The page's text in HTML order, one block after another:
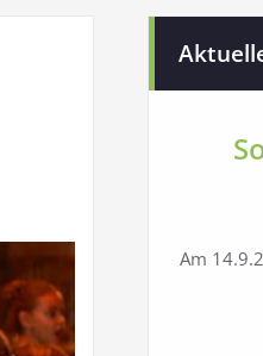
Am